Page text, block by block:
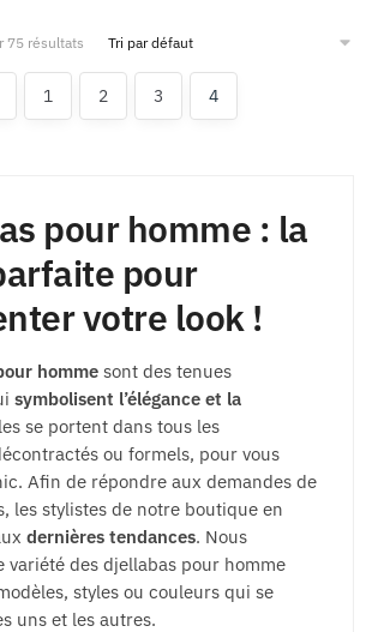
75 résultats
1 2 3 4
pour homme : la
pour
votre look !
homme sont des tenues
symbolisent l’élégance et la
se portent dans tous les
ou formels, pour vous
Afin de répondre aux demandes de
les stylistes de notre boutique en
dernières tendances. Nous
variété des djellabas pour homme
styles ou couleurs qui se
uns et les autres.